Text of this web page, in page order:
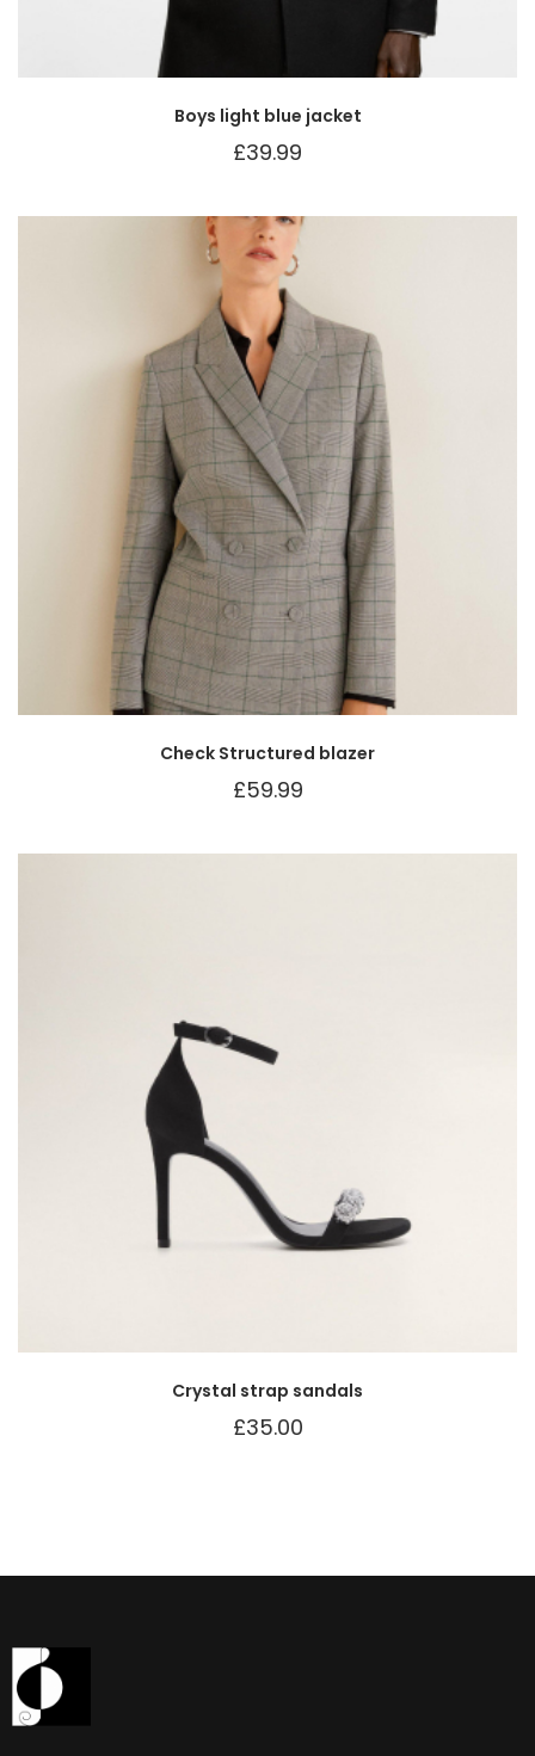
Boys light blue jacket
£39.99
Check Structured blazer
£59.99
Crystal strap sandals
£35.00